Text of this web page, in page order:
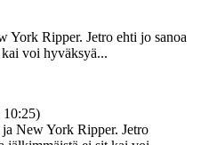
York Ripper. Jetro ehti jo sanoa
voi hyväksyä...
10:25)
New York Ripper. Jetro